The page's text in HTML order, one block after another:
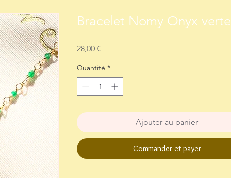
Bracelet Nomy Onyx verte
28,00 €
Quantité *
Ajouter au panier
Commander et payer